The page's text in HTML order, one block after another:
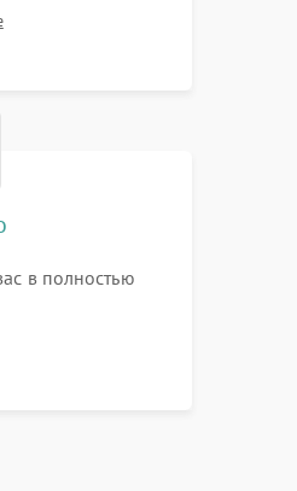
в полностью